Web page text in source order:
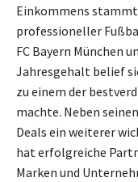
Einkommens
professioneller
FC Bayern München
Jahresgehalt belief
zu einem der
machte. Neben
Deals ein weiterer
hat erfolgreiche
Marken und